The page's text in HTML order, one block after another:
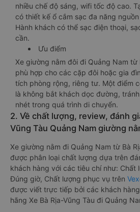
nhiều chế độ sáng, wifi tốc độ cao.
có thiết kế ổ cắm sạc đa năng
Hành khách có thể sạc điện thoại,
cần.
Ưu điểm
Xe giường nằm đôi đi Quảng Nam từ
phù hợp cho các cặp đôi hoặc gia
tích phòng rộng, riêng tư. Một điểm
là không bắt khách dọc đường,
nhét trong quá trình di chuyển.
2. Về chất lượng, review, đánh
Vũng Tàu Quảng Nam giường
Xe giường nằm đi Quảng Nam từ Bà
được phân loại chất lượng dựa trên
khách hàng với các tiêu chí như: Chất
Đúng giờ, Chất lượng phục vụ trên
được viết trực tiếp bởi các khách
hãng Xe Bà Rịa-Vũng Tàu đi Quảng